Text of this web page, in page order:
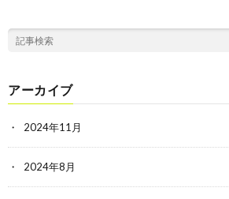
アーカイブ
2024年11月
2024年8月